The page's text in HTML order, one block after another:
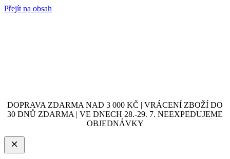
Přejít na obsah
DOPRAVA ZDARMA NAD 3 000 KČ | VRÁCENÍ ZBOŽÍ DO
30 DNŮ ZDARMA | VE DNECH 28.-29. 7. NEEXPEDUJEME
OBJEDNÁVKY